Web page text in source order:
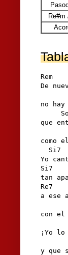
Re#m
Rem
De
no
que
como
Si7
Yo
Si7
tan
Re7
a ese
con el
¡Yo
y que